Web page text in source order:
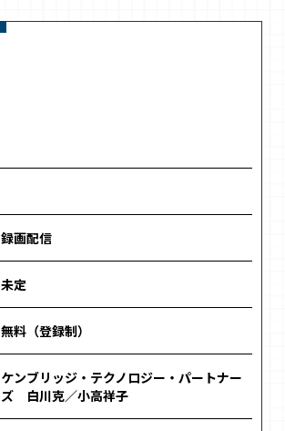
録画配信
未定
無料（登録制）
ケンブリッジ・テクノロジー・パートナー
ズ 白川克／小高祥子